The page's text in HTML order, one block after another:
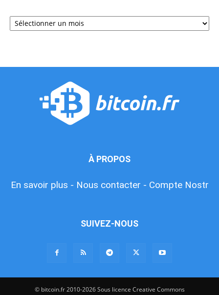
Archives
À PROPOS
En savoir plus - Nous contacter - Compte Nostr
SUIVEZ-NOUS
© bitcoin.fr 2010-2026 Sous licence Creative Commons